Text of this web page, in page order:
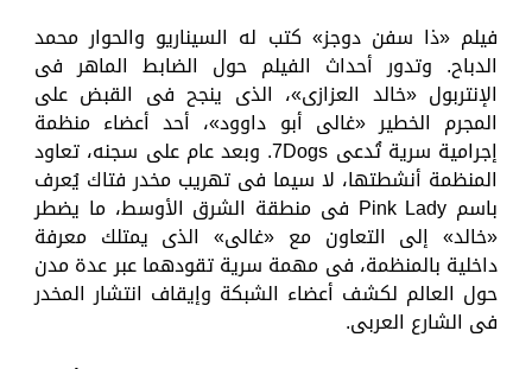
فيلم «ذا سفن دوجز» كتب له السيناريو والحوار محمد
الدباح. وتدور أحداث الفيلم حول الضابط الماهر فى
الإنتربول «خالد العزازى»، الذى ينجح فى القبض على
المجرم الخطير «غالى أبو داوود»، أحد أعضاء منظمة
إجرامية سرية تُدعى 7Dogs. وبعد عام على سجنه، تعاود
المنظمة أنشطتها، لا سيما فى تهريب مخدر فتاك يُعرف
باسم Pink Lady فى منطقة الشرق الأوسط، ما يضطر
«خالد» إلى التعاون مع «غالى» الذى يمتلك معرفة
داخلية بالمنظمة، فى مهمة سرية تقودهما عبر عدة مدن
حول العالم لكشف أعضاء الشبكة وإيقاف انتشار المخدر
فى الشارع العربى.